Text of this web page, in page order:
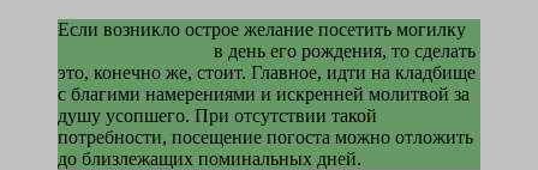
Если возникло острое желание посетить могилку
в день его рождения, то сделать
это, конечно же, стоит. Главное, идти на кладбище
с благими намерениями и искренней молитвой за
душу усопшего. При отсутствии такой
потребности, посещение погоста можно отложить
до близлежащих поминальных дней.